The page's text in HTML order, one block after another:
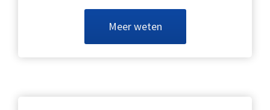
Meer weten